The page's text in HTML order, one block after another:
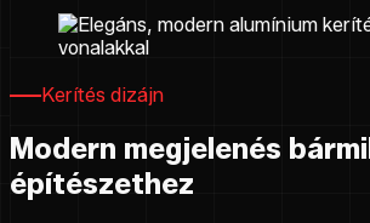
Kerítés dizájn
Modern megjelenés
építészethez